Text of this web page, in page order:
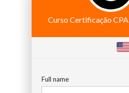
Curso Certificação
Full name